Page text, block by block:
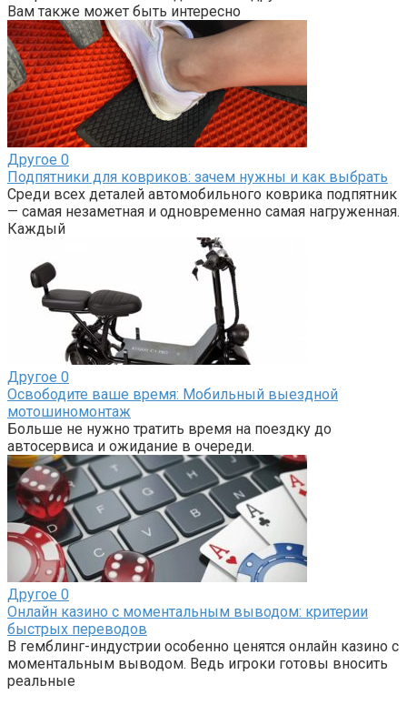
Вам также может быть интересно
Другое 0
Подпятники для ковриков: зачем нужны и как выбрать
Среди всех деталей автомобильного коврика подпятник
— самая незаметная и одновременно самая нагруженная.
Каждый
Другое 0
Освободите ваше время: Мобильный выездной
мотошиномонтаж
Больше не нужно тратить время на поездку до
автосервиса и ожидание в очереди.
Другое 0
Онлайн казино с моментальным выводом: критерии
быстрых переводов
В гемблинг-индустрии особенно ценятся онлайн казино с
моментальным выводом. Ведь игроки готовы вносить
реальные